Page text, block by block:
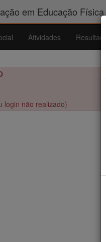
em Educação
Atividades Resultados
login não realizado)